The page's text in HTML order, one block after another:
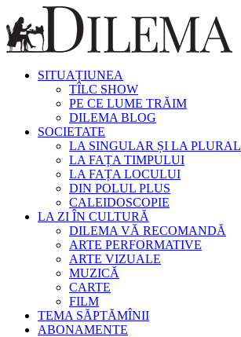
SITUAȚIUNEA
TÎLC SHOW
PE CE LUME TRĂIM
DILEMA BLOG
SOCIETATE
LA SINGULAR ȘI LA PLURAL
LA FAȚA TIMPULUI
LA FAȚA LOCULUI
DIN POLUL PLUS
CALEIDOSCOPIE
LA ZI ÎN CULTURĂ
DILEMA VĂ RECOMANDĂ
ARTE PERFORMATIVE
ARTE VIZUALE
MUZICĂ
CARTE
FILM
TEMA SĂPTĂMÎNII
ABONAMENTE